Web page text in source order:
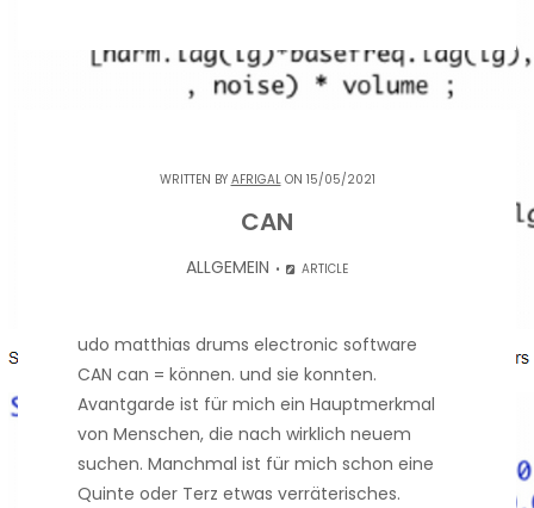
WRITTEN BY AFRIGALON 15/05/2021
CAN
ALLGEMEIN ARTICLE
udo matthias drums electronic software
CAN can = können. und sie konnten.
Avantgarde ist für mich ein Hauptmerkmal
von Menschen, die nach wirklich neuem
suchen. Manchmal ist für mich schon eine
Quinte oder Terz etwas verräterisches.